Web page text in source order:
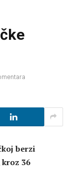
berzi
kroz 36